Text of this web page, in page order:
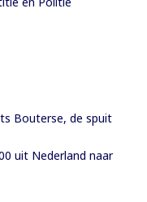
Bouterse, de spuit
uit Nederland naar